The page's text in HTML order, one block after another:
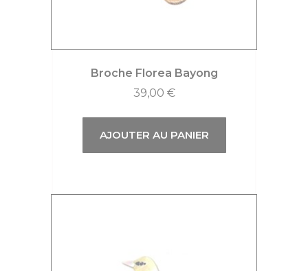
Broche Florea Bayong
39,00 €
AJOUTER AU PANIER